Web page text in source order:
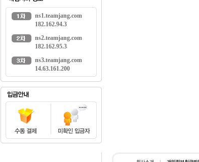
ns1.teamjang.com
182.162.94.3
ns2.teamjang.com
182.162.95.3
ns3.teamjang.com
14.63.161.200